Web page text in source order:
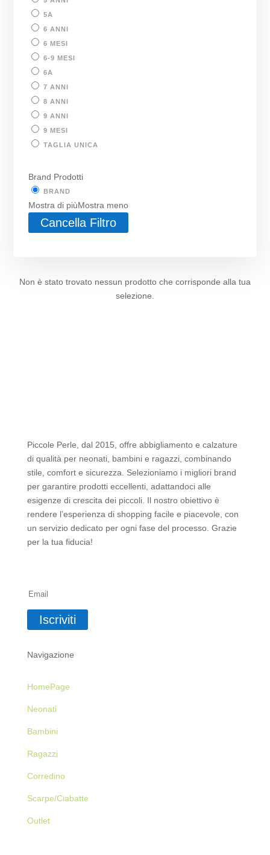
5A
6 ANNI
6 MESI
6-9 MESI
6A
7 ANNI
8 ANNI
9 ANNI
9 MESI
TAGLIA UNICA
Brand Prodotti
BRAND
Mostra di piùMostra meno
Cancella Filtro
Non è stato trovato nessun prodotto che corrisponde alla tua
selezione.
Piccole Perle, dal 2015, offre abbigliamento e calzature
di qualità per neonati, bambini e ragazzi, combinando
stile, comfort e sicurezza. Selezioniamo i migliori brand
per garantire prodotti eccellenti, adattandoci alle
esigenze di crescita dei piccoli. Il nostro obiettivo è
rendere l’esperienza di shopping facile e piacevole, con
un servizio dedicato per ogni fase del processo. Grazie
per la tua fiducia!
Iscriviti
Navigazione
HomePage
Neonati
Bambini
Ragazzi
Corredino
Scarpe/Ciabatte
Outlet